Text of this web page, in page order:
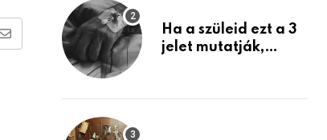
Share
Ha a szüleid ezt a 3
jelet mutatják,
Készülj fel arra, ami